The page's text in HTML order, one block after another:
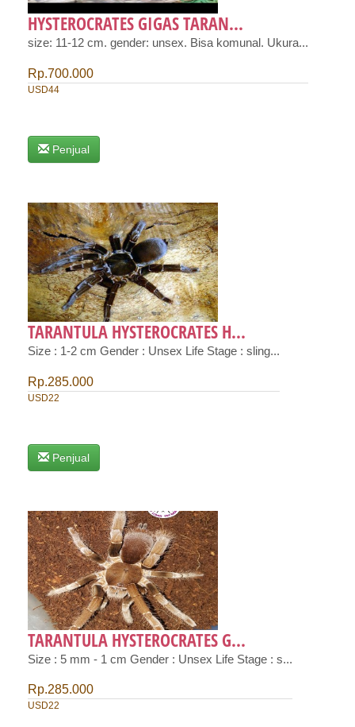
HYSTEROCRATES GIGAS TARAN...
size: 11-12 cm. gender: unsex. Bisa komunal. Ukura...
Rp.700.000
USD44
Penjual
TARANTULA HYSTEROCRATES H...
Size : 1-2 cm Gender : Unsex Life Stage : sling...
Rp.285.000
USD22
Penjual
TARANTULA HYSTEROCRATES G...
Size : 5 mm - 1 cm Gender : Unsex Life Stage : s...
Rp.285.000
USD22